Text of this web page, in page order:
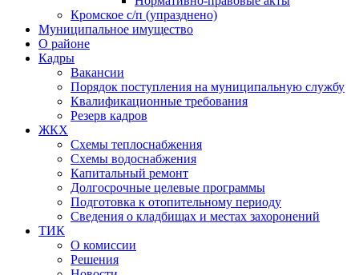
Кромское с/п (упразднено)
Муниципальное имущество
О районе
Кадры
Вакансии
Порядок поступления на муниципальную службу
Квалификационные требования
Резерв кадров
ЖКХ
Схемы теплоснабжения
Схемы водоснабжения
Капитальный ремонт
Долгосрочные целевые программы
Подготовка к отопительному периоду
Сведения о кладбищах и местах захоронений
ТИК
О комиссии
Решения